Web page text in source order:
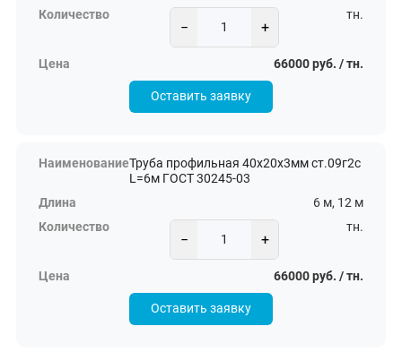
− +
тн.
66000 руб. / тн.
Оставить заявку
Труба профильная 40х20х3мм ст.09г2с
L=6м ГОСТ 30245-03
6 м, 12 м
− +
тн.
66000 руб. / тн.
Оставить заявку